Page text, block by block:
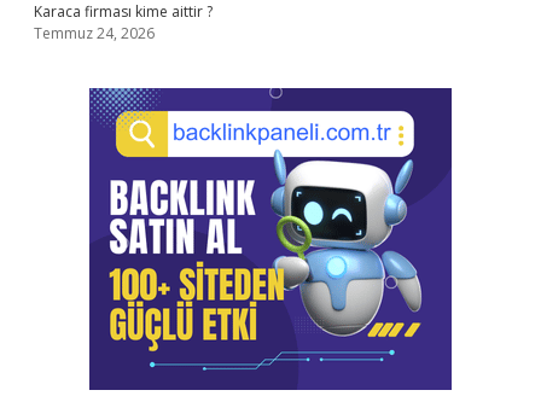
Karaca firması kime aittir ?
Temmuz 24, 2026